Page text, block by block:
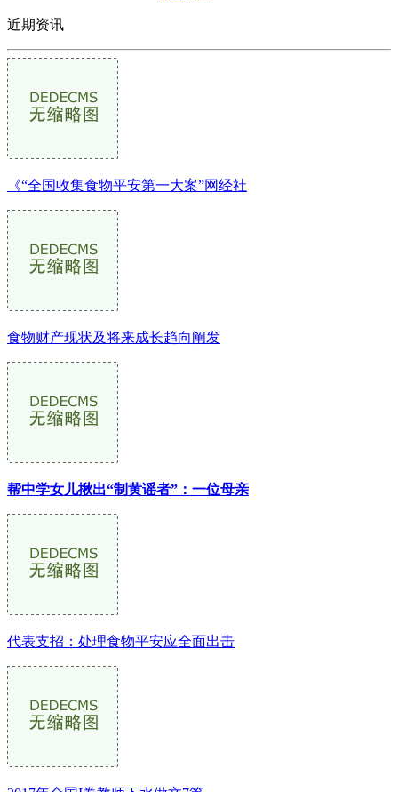
近期资讯
《“全国收集食物平安第一大案”网经社
食物财产现状及将来成长趋向阐发
帮中学女儿揪出“制黄谣者”：一位母亲
代表支招：处理食物平安应全面出击